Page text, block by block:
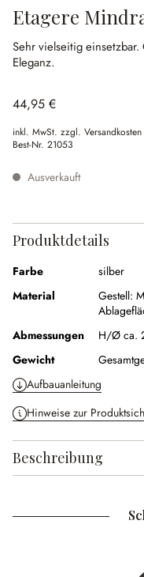
Etagere
Sehr vielseitig einsetzbar.
Eleganz.
44,95 €
inkl. MwSt. zzgl. Versandkosten
Best-Nr. 21053
Ausverkauft
Produktdetails
Farbe
silber
Material
Gestell:
Abmessungen
H/Ø ca.
Gewicht
Aufbauanleitung
Hinweise zur
Beschreibung